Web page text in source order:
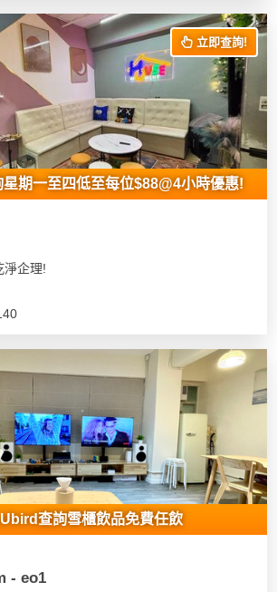
立即查詢!
期一至四低至每位$88@4小時優惠!
淨企理!
查詢雪櫃飲品免費任飲
- eo1